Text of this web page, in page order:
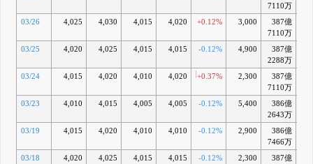
7110万
03/26 4,025 4,030 4,015 4,020 +0.12% 3,000
387億
7110万
03/25 4,020 4,025 4,015 4,015 -0.12% 4,900
387億
2288万
03/24 4,015 4,020 4,010 4,020 +0.37% 2,300
387億
7110万
03/23 4,010 4,015 4,005 4,005 -0.12% 5,400
386億
2643万
03/19 4,015 4,020 4,010 4,010 -0.12% 2,900
386億
7466万
03/18 4,020 4,025 4,015 4,015 -0.12% 2,300
387億